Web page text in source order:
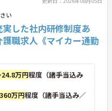
しており、働き
希望があれば異
ェンジにも挑戦で
い
した社内研修制度あ
職求人《マイカー通勤
万円程度（諸手当込み
万円程度（諸手当込み／